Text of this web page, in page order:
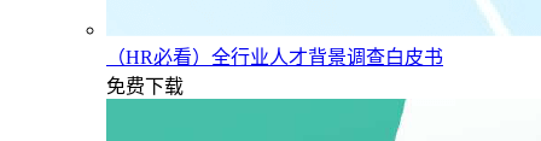
（HR必看）全行业人才背景调查白皮书
免费下载